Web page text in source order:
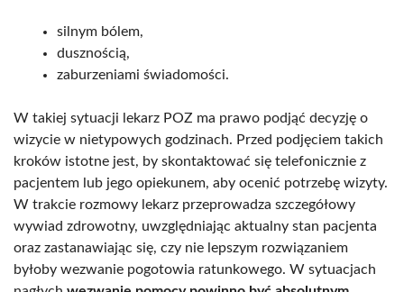
silnym bólem,
dusznością,
zaburzeniami świadomości.
W takiej sytuacji lekarz POZ ma prawo podjąć decyzję o
wizycie w nietypowych godzinach. Przed podjęciem takich
kroków istotne jest, by skontaktować się telefonicznie z
pacjentem lub jego opiekunem, aby ocenić potrzebę wizyty.
W trakcie rozmowy lekarz przeprowadza szczegółowy
wywiad zdrowotny, uwzględniając aktualny stan pacjenta
oraz zastanawiając się, czy nie lepszym rozwiązaniem
byłoby wezwanie pogotowia ratunkowego. W sytuacjach